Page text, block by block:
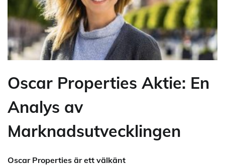
Oscar Properties Aktie: En
Analys av
Marknadsutvecklingen
Oscar Properties är ett välkänt